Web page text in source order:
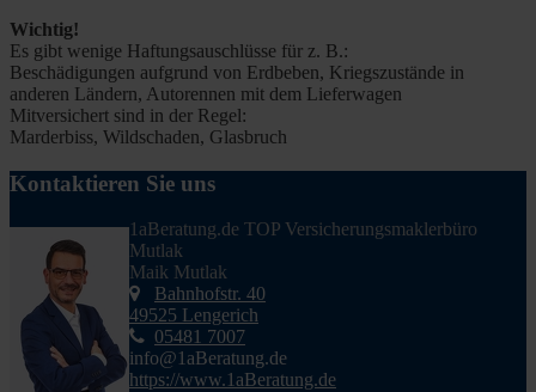
Wichtig!
Es gibt wenige Haftungsauschlüsse für z. B.:
Beschädigungen aufgrund von Erdbeben, Kriegszustände in
anderen Ländern, Autorennen mit dem Lieferwagen
Mitversichert sind in der Regel:
Marderbiss, Wildschaden, Glasbruch
Kontaktieren Sie uns
1aBeratung.de TOP Versicherungsmaklerbüro
Mutlak
Maik Mutlak
Bahnhofstr. 40
49525 Lengerich
05481 7007
info@1aBeratung.de
https://www.1aBeratung.de